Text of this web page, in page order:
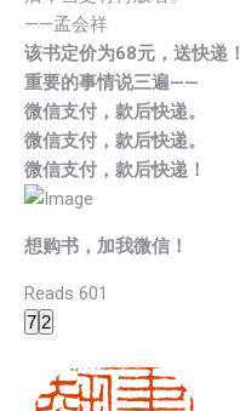
——孟会祥
该书定价为68元，送快递！
重要的事情说三遍——
微信支付，款后快递。
微信支付，款后快递。
微信支付，款后快递！
想购书，加我微信！
Reads 601
7 2